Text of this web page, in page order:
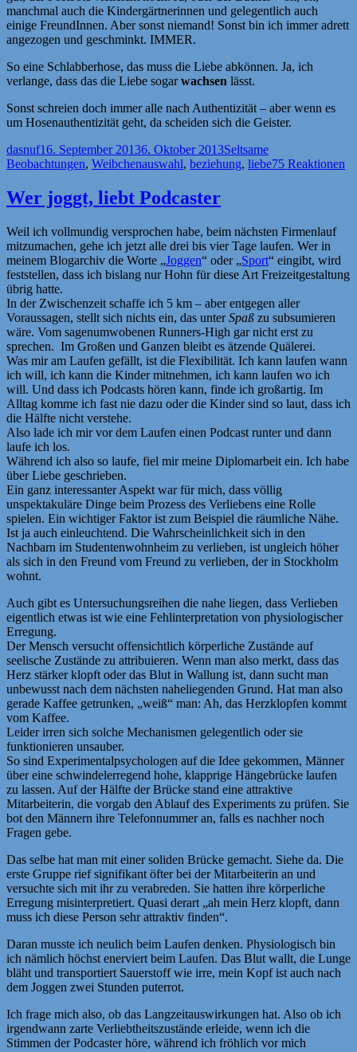
manchmal auch die Kindergärtnerinnen und gelegentlich auch
einige FreundInnen. Aber sonst niemand! Sonst bin ich immer adrett
angezogen und geschminkt. IMMER.
So eine Schlabberhose, das muss die Liebe abkönnen. Ja, ich
verlange, dass das die Liebe sogarwachsen lässt.
Sonst schreien doch immer alle nach Authentizität – aber wenn es
um Hosenauthentizität geht, da scheiden sich die Geister.
Autor
dasnufVeröffentlicht
am
16. September 20136. Oktober 2013Kategorien
Seltsame
Beobachtungen, WeibchenSchlagwörter
auswahl, beziehung, liebe75 Reaktionen
Wer joggt, liebt Podcaster
Weil ich vollmundig versprochen habe, beim nächsten Firmenlauf
mitzumachen, gehe ich jetzt alle drei bis vier Tage laufen. Wer in
meinem Blogarchiv die Worte „Joggen“ oder „Sport“ eingibt, wird
feststellen, dass ich bislang nur Hohn für diese Art Freizeitgestaltung
übrig hatte.
In der Zwischenzeit schaffe ich 5 km – aber entgegen aller
Voraussagen, stellt sich nichts ein, das unterSpaß zu subsumieren
wäre. Vom sagenumwobenen Runners-High gar nicht erst zu
sprechen. Im Großen und Ganzen bleibt es ätzende Quälerei.
Was mir am Laufen gefällt, ist die Flexibilität. Ich kann laufen wann
ich will, ich kann die Kinder mitnehmen, ich kann laufen wo ich
will. Und dass ich Podcasts hören kann, finde ich großartig. Im
Alltag komme ich fast nie dazu oder die Kinder sind so laut, dass ich
die Hälfte nicht verstehe.
Also lade ich mir vor dem Laufen einen Podcast runter und dann
laufe ich los.
Während ich also so laufe, fiel mir meine Diplomarbeit ein. Ich habe
über Liebe geschrieben.
Ein ganz interessanter Aspekt war für mich, dass völlig
unspektakuläre Dinge beim Prozess des Verliebens eine Rolle
spielen. Ein wichtiger Faktor ist zum Beispiel die räumliche Nähe.
Ist ja auch einleuchtend. Die Wahrscheinlichkeit sich in den
Nachbarn im Studentenwohnheim zu verlieben, ist ungleich höher
als sich in den Freund vom Freund zu verlieben, der in Stockholm
wohnt.
Auch gibt es Untersuchungsreihen die nahe liegen, dass Verlieben
eigentlich etwas ist wie eine Fehlinterpretation von physiologischer
Erregung.
Der Mensch versucht offensichtlich körperliche Zustände auf
seelische Zustände zu attribuieren. Wenn man also merkt, dass das
Herz stärker klopft oder das Blut in Wallung ist, dann sucht man
unbewusst nach dem nächsten naheliegenden Grund. Hat man also
gerade Kaffee getrunken, „weiß“ man: Ah, das Herzklopfen kommt
vom Kaffee.
Leider irren sich solche Mechanismen gelegentlich oder sie
funktionieren unsauber.
So sind Experimentalpsychologen auf die Idee gekommen, Männer
über eine schwindelerregend hohe, klapprige Hängebrücke laufen
zu lassen. Auf der Hälfte der Brücke stand eine attraktive
Mitarbeiterin, die vorgab den Ablauf des Experiments zu prüfen. Sie
bot den Männern ihre Telefonnummer an, falls es nachher noch
Fragen gebe.
Das selbe hat man mit einer soliden Brücke gemacht. Siehe da. Die
erste Gruppe rief signifikant öfter bei der Mitarbeiterin an und
versuchte sich mit ihr zu verabreden. Sie hatten ihre körperliche
Erregung misinterpretiert. Quasi derart „ah mein Herz klopft, dann
muss ich diese Person sehr attraktiv finden“.
Daran musste ich neulich beim Laufen denken. Physiologisch bin
ich nämlich höchst enerviert beim Laufen. Das Blut wallt, die Lunge
bläht und transportiert Sauerstoff wie irre, mein Kopf ist auch nach
dem Joggen zwei Stunden puterrot.
Ich frage mich also, ob das Langzeitauswirkungen hat. Also ob ich
irgendwann zarte Verliebtheitszustände erleide, wenn ich die
Stimmen der Podcaster höre, während ich fröhlich vor mich